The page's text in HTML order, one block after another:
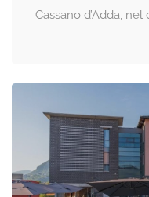
Cassano d’Adda,